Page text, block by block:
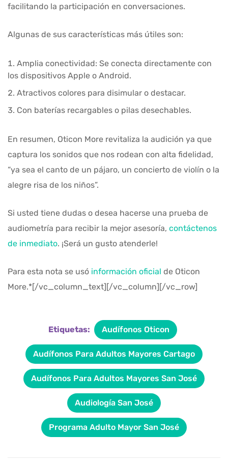
facilitando la participación en conversaciones.
Algunas de sus características más útiles son:
Amplia conectividad: Se conecta directamente con
los dispositivos Apple o Android.
Atractivos colores para disimular o destacar.
Con baterías recargables o pilas desechables.
En resumen, Oticon More revitaliza la audición ya que
captura los sonidos que nos rodean con alta fidelidad,
“ya sea el canto de un pájaro, un concierto de violín o la
alegre risa de los niños”.
Si usted tiene dudas o desea hacerse una prueba de
audiometría para recibir la mejor asesoría, contáctenos
de inmediato. ¡Será un gusto atenderle!
Para esta nota se usó información oficial de Oticon
More.*[/vc_column_text][/vc_column][/vc_row]
Etiquetas: Audífonos Oticon
Audífonos Para Adultos Mayores Cartago
Audífonos Para Adultos Mayores San José
Audiología San José
Programa Adulto Mayor San José